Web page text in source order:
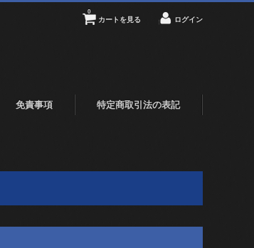
カートを見る
0
ログイン
免責事項 特定商取引法の表記